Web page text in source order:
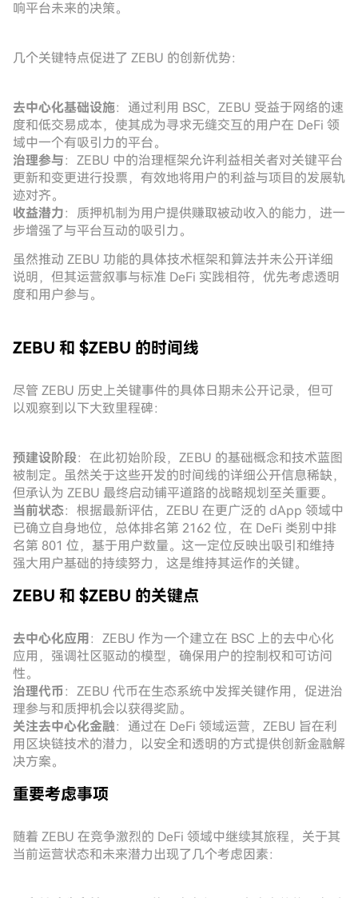
响平台未来的决策。
几个关键特点促进了 ZEBU 的创新优势：
去中心化基础设施：通过利用 BSC，ZEBU 受益于网络的速
度和低交易成本，使其成为寻求无缝交互的用户在 DeFi 领
域中一个有吸引力的平台。
治理参与：ZEBU 中的治理框架允许利益相关者对关键平台
更新和变更进行投票，有效地将用户的利益与项目的发展轨
迹对齐。
收益潜力：质押机制为用户提供赚取被动收入的能力，进一
步增强了与平台互动的吸引力。
虽然推动 ZEBU 功能的具体技术框架和算法并未公开详细
说明，但其运营叙事与标准 DeFi 实践相符，优先考虑透明
度和用户参与。
ZEBU 和 $ZEBU 的时间线
尽管 ZEBU 历史上关键事件的具体日期未公开记录，但可
以观察到以下大致里程碑：
预建设阶段：在此初始阶段，ZEBU 的基础概念和技术蓝图
被制定。虽然关于这些开发的时间线的详细公开信息稀缺，
但承认为 ZEBU 最终启动铺平道路的战略规划至关重要。
当前状态：根据最新评估，ZEBU 在更广泛的 dApp 领域中
已确立自身地位，总体排名第 2162 位，在 DeFi 类别中排
名第 801 位，基于用户数量。这一定位反映出吸引和维持
强大用户基础的持续努力，这是维持其运作的关键。
ZEBU 和 $ZEBU 的关键点
去中心化应用 ：ZEBU 作为一个建立在 BSC 上的去中心化
应用，强调社区驱动的模型，确保用户的控制权和可访问
性。
治理代币：ZEBU 代币在生态系统中发挥关键作用，促进治
理参与和质押机会以获得奖励。
关注去中心化金融：通过在 DeFi 领域运营，ZEBU 旨在利
用区块链技术的潜力，以安全和透明的方式提供创新金融解
决方案。
重要考虑事项
随着 ZEBU 在竞争激烈的 DeFi 领域中继续其旅程，关于其
当前运营状态和未来潜力出现了几个考虑因素：